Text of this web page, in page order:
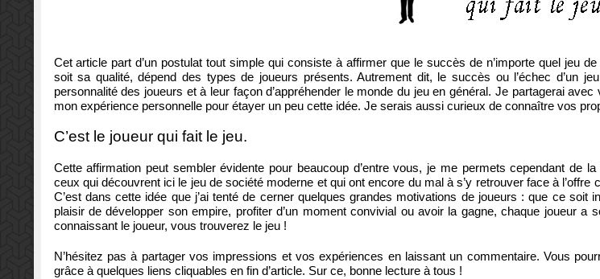
Cet article part d’un postulat tout simple qui consiste à affirmer que le succès de n’importe quel jeu
soit sa qualité, dépend des types de joueurs présents. Autrement dit, le succès ou l’échec d’un
personnalité des joueurs et à leur façon d’appréhender le monde du jeu en général. Je partagerai
mon expérience personnelle pour étayer un peu cette idée. Je serais aussi curieux de connaître vos
C’est le joueur qui fait le jeu.
Cette affirmation peut sembler évidente pour beaucoup d’entre vous, je me permets cependant de
ceux qui découvrent ici le jeu de société moderne et qui ont encore du mal à s’y retrouver face à l’offre
C’est dans cette idée que j’ai tenté de cerner quelques grandes motivations de joueurs : que ce soit
plaisir de développer son empire, profiter d’un moment convivial ou avoir la gagne, chaque joueur a
connaissant le joueur, vous trouverez le jeu !
N’hésitez pas à partager vos impressions et vos expériences en laissant un commentaire. Vous
grâce à quelques liens cliquables en fin d’article. Sur ce, bonne lecture à tous !